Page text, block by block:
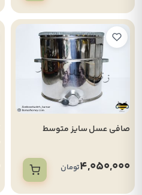
صافی عسل سایز متوسط
4,050,000تومان